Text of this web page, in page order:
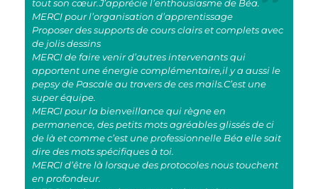
tout son cœur.J’apprécie l’enthousiasme de Béa.
MERCI pour l’organisation d’apprentissage
Proposer des supports de cours clairs et complets avec
de jolis dessins
MERCI de faire venir d’autres intervenants qui
apportent une énergie complémentaire,il y a aussi le
pepsy de Pascale au travers de ces mails.C’est une
super équipe.
MERCI pour la bienveillance qui règne en
permanence, des petits mots agréables glissés de ci
de là et comme c’est une professionnelle Béa elle sait
dire des mots spécifiques à toi.
MERCI d’être là lorsque des protocoles nous touchent
en profondeur.